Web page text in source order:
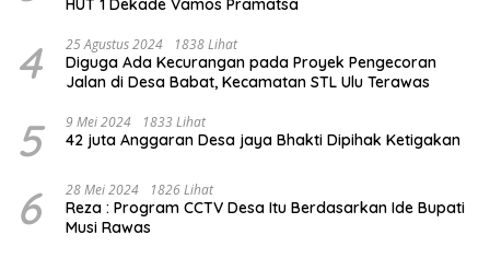
4 25 Agustus 2024 1838 Lihat
Diguga Ada Kecurangan pada Proyek Pengecoran
Jalan di Desa Babat, Kecamatan STL Ulu Terawas
5 9 Mei 2024 1833 Lihat
42 juta Anggaran Desa jaya Bhakti Dipihak Ketigakan
6 28 Mei 2024 1826 Lihat
Reza : Program CCTV Desa Itu Berdasarkan Ide Bupati
Musi Rawas